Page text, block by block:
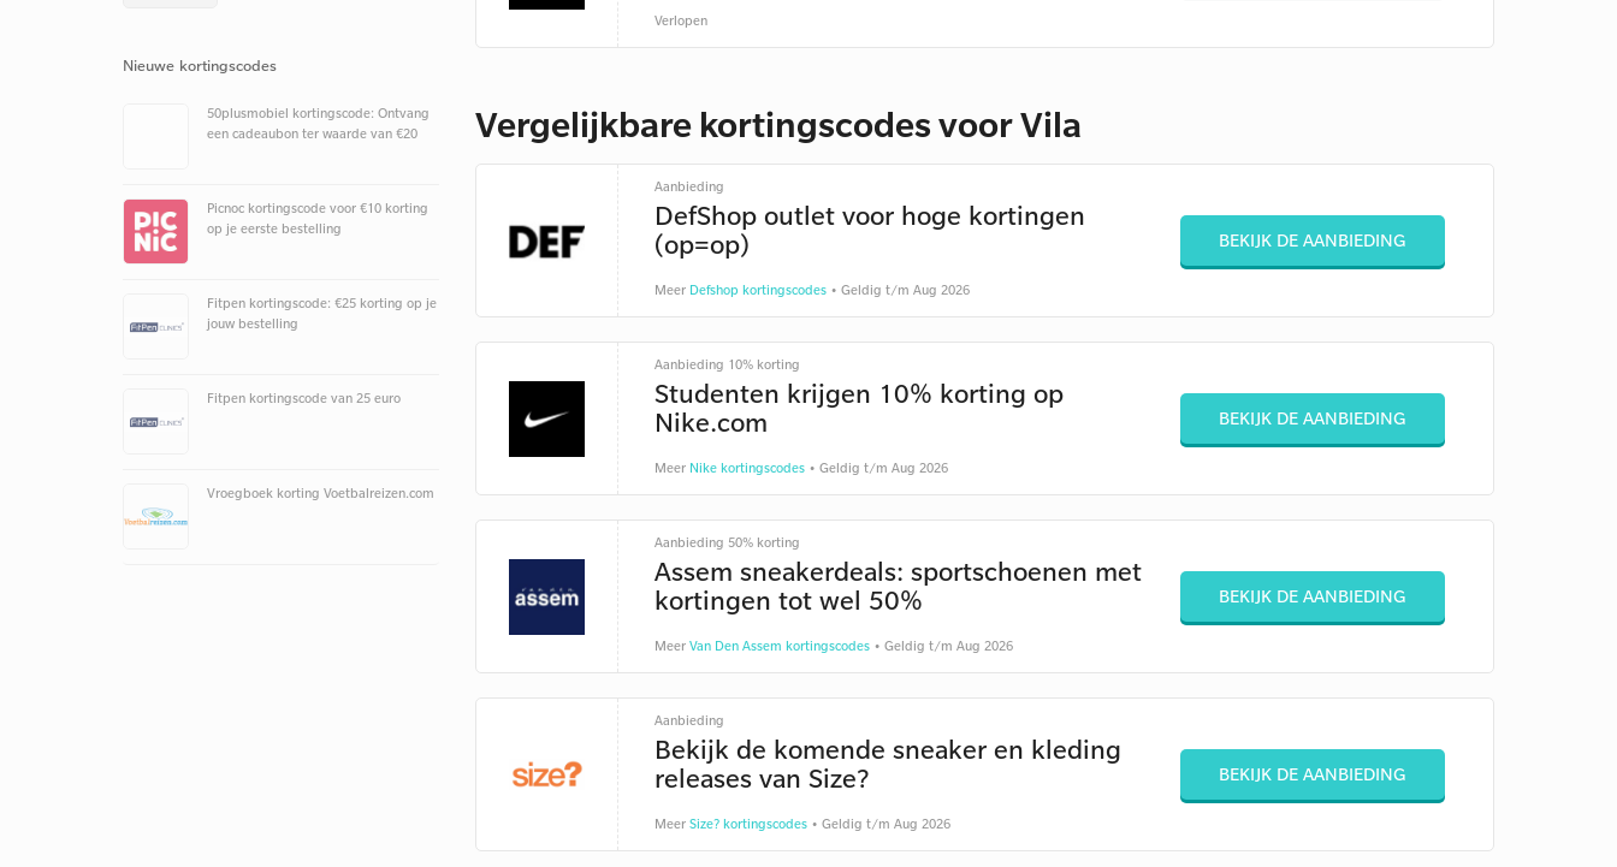
Verlopen
Vergelijkbare kortingscodes voor Vila
Aanbieding
DefShop outlet voor hoge kortingen
(op=op)
Meer Defshop kortingscodes• Geldig t/m Aug 2026
BEKIJK DE AANBIEDING
Aanbieding 10% korting
Studenten krijgen 10% korting op
Nike.com
Meer Nike kortingscodes• Geldig t/m Aug 2026
BEKIJK DE AANBIEDING
Aanbieding 50% korting
Assem sneakerdeals: sportschoenen met
kortingen tot wel 50%
Meer Van Den Assem kortingscodes• Geldig t/m Aug 2026
BEKIJK DE AANBIEDING
Aanbieding
Bekijk de komende sneaker en kleding
releases van Size?
Meer Size? kortingscodes• Geldig t/m Aug 2026
BEKIJK DE AANBIEDING
Nieuwe kortingscodes
50plusmobiel kortingscode: Ontvang
een cadeaubon ter waarde van €20
Picnoc kortingscode voor €10 korting
op je eerste bestelling
Fitpen kortingscode: €25 korting op je
jouw bestelling
Fitpen kortingscode van 25 euro
Vroegboek korting Voetbalreizen.com